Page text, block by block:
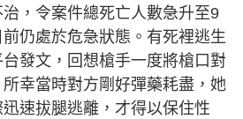
，令案件總死亡人數急升至9
仍處於危急狀態。有死裡逃生
發文，回想槍手一度將槍口對
幸當時對方剛好彈藥耗盡，她
速拔腿逃離，才得以保住性